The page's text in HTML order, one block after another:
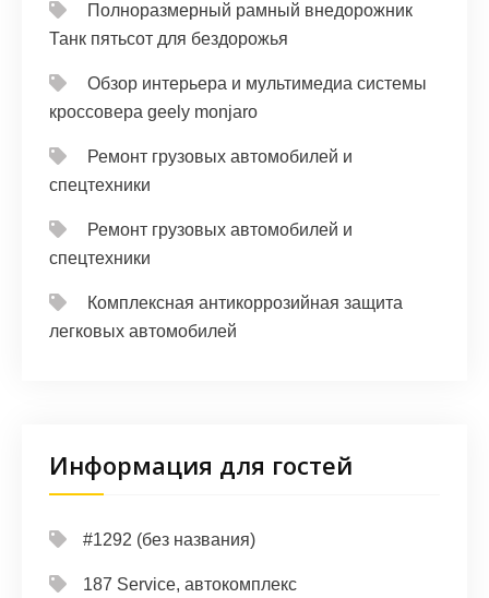
Полноразмерный рамный внедорожник
Танк пятьсот для бездорожья
Обзор интерьера и мультимедиа системы
кроссовера geely monjaro
Ремонт грузовых автомобилей и
спецтехники
Ремонт грузовых автомобилей и
спецтехники
Комплексная антикоррозийная защита
легковых автомобилей
Информация для гостей
#1292 (без названия)
187 Service, автокомплекс